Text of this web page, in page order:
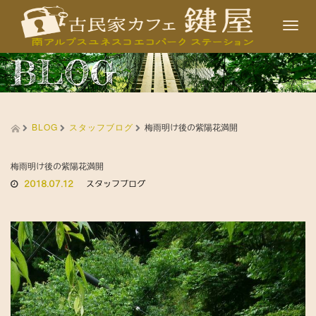
T
o
g
g
g
a
t
i
o
BLOG
BLOG スタッフブログ 梅雨明け後の紫陽花満開
梅雨明け後の紫陽花満開
2018.07.12 スタッフブログ